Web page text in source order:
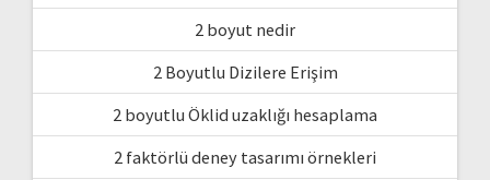
2 boyut nedir
2 Boyutlu Dizilere Erişim
2 boyutlu Öklid uzaklığı hesaplama
2 faktörlü deney tasarımı örnekleri